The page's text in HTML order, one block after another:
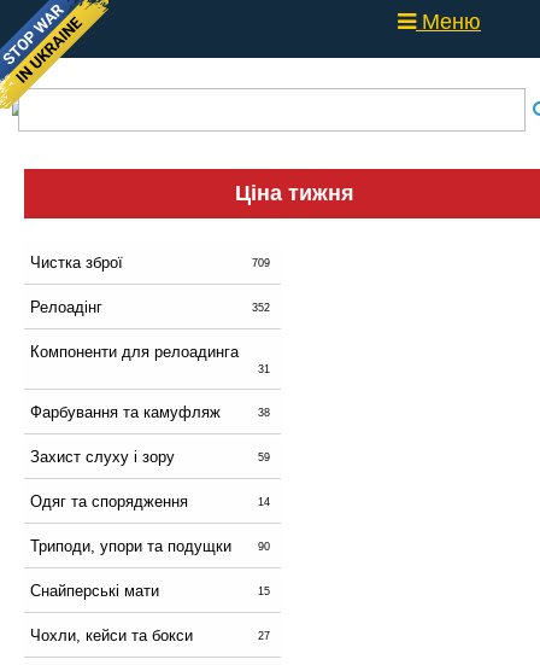
Меню
Ціна тижня
Чистка зброї 709
Релоадінг 352
Компоненти для релоадинга
31
Фарбування та камуфляж 38
Захист слуху і зору 59
Одяг та спорядження 14
Триподи, упори та подущки 90
Снайперські мати 15
Чохли, кейси та бокси 27